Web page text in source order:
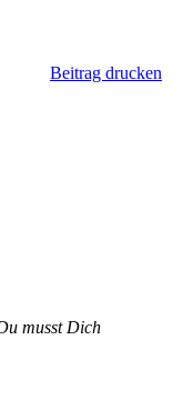
Beitrag drucken
musst Dich